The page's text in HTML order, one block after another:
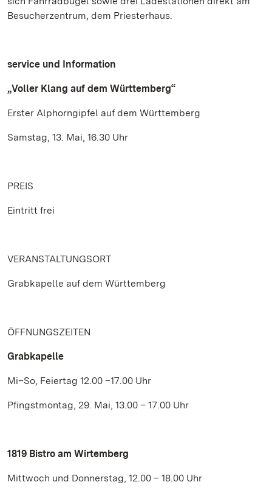
Besucherzentrum, dem Priesterhaus.
service und Information
„Voller Klang auf dem Württemberg“
Erster Alphorngipfel auf dem Württemberg
Samstag, 13. Mai, 16.30 Uhr
PREIS
Eintritt frei
VERANSTALTUNGSORT
Grabkapelle auf dem Württemberg
ÖFFNUNGSZEITEN
Grabkapelle
Mi–So, Feiertag 12.00 –17.00 Uhr
Pfingstmontag, 29. Mai, 13.00 – 17.00 Uhr
1819 Bistro am Wirtemberg
Mittwoch und Donnerstag, 12.00 – 18.00 Uhr